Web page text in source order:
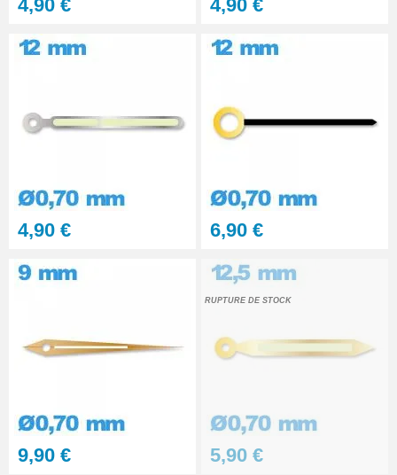
4,90 € 4,90 €
4,90 € 6,90 €
9,90 €
RUPTURE DE STOCK
5,90 €